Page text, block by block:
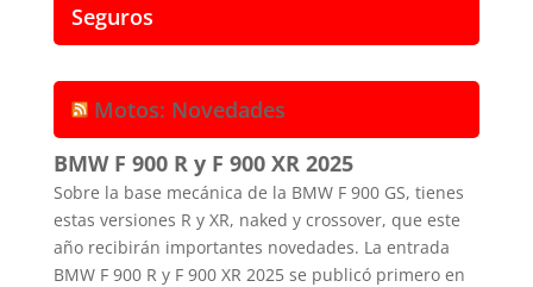
Seguros
Motos: Novedades
BMW F 900 R y F 900 XR 2025
Sobre la base mecánica de la BMW F 900 GS, tienes
estas versiones R y XR, naked y crossover, que este
año recibirán importantes novedades. La entrada
BMW F 900 R y F 900 XR 2025 se publicó primero en